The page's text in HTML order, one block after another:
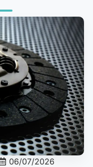
06/07/2026